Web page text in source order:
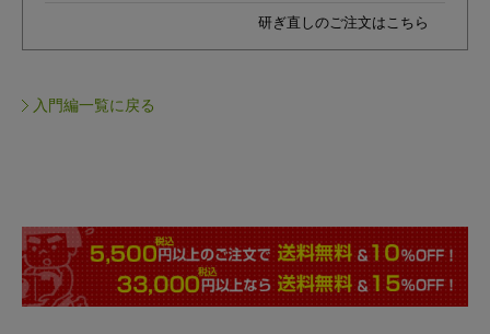
研ぎ直しのご注文はこちら
入門編一覧に戻る